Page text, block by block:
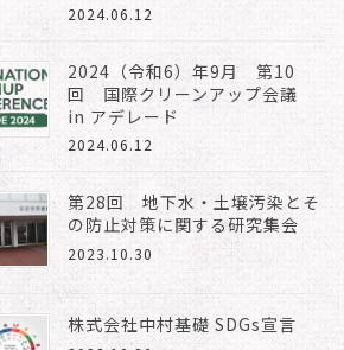
2024.06.12
2024（令和6）年9月 第10
回 国際クリーンアップ会議
in アデレード
2024.06.12
第28回 地下水・土壌汚染とそ
の防止対策に関する研究集会
2023.10.30
株式会社中村基礎 SDGs宣言